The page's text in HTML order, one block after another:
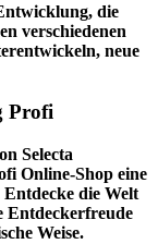
die
verschiedenen
neue
Profi
Selecta
Online-Shop eine
die Welt
Entdeckerfreude
Weise.